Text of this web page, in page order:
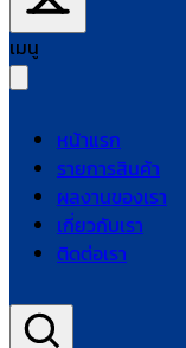
เมนู
หน้าแรก
รายการสินค้า
ผลงานของเรา
เกี่ยวกับเรา
ติดต่อเรา